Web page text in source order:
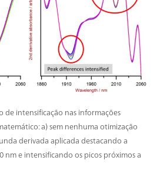
de intensificação nas informações
a) sem nenhuma otimização
derivada aplicada destacando a
nm e intensificando os picos próximos a